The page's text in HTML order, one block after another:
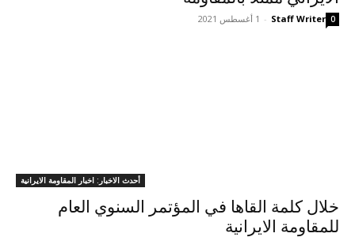
Staff Writer
- 1 أغسطس 2021 0
أحدث الاخبار: اخبار المقاومة الايرانية
خلال كلمة القاها في المؤتمر السنوي العام
للمقاومة الايرانية